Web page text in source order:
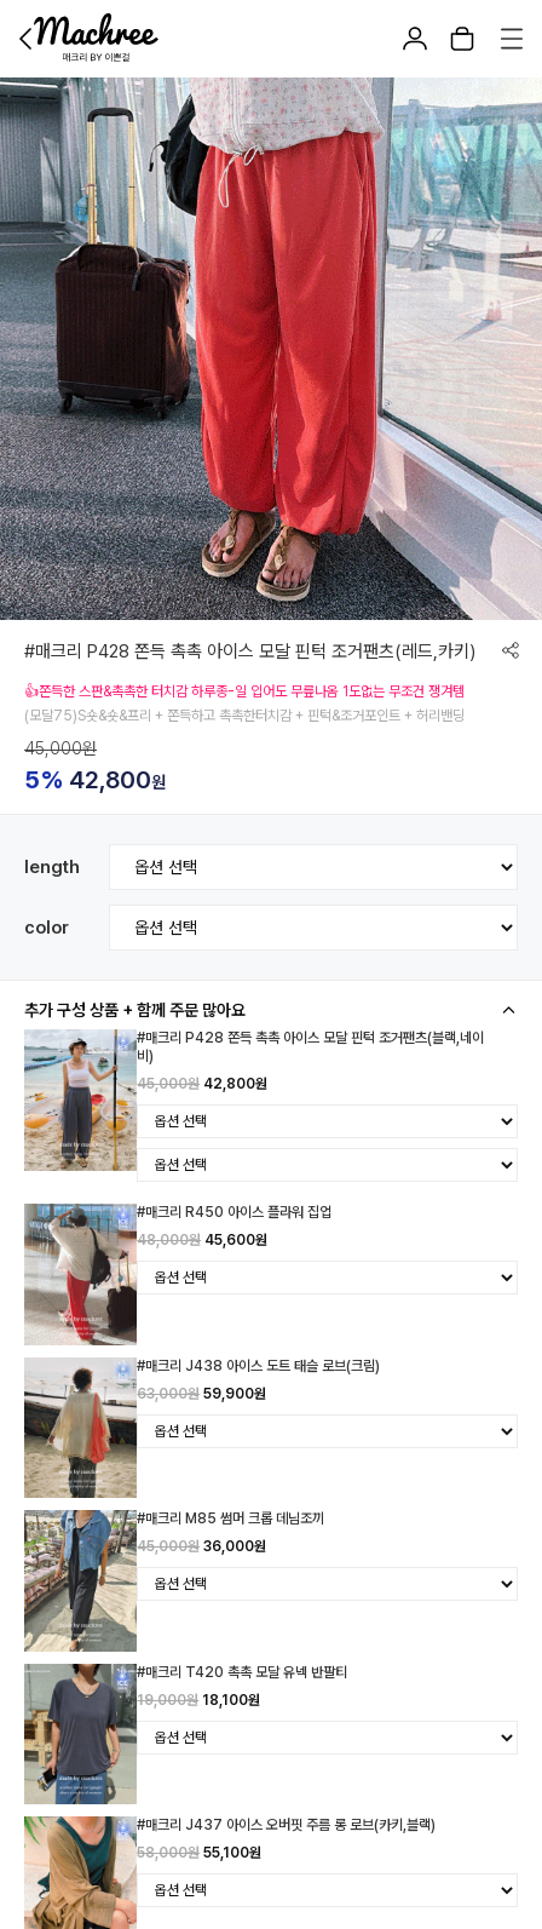
#매크리 P428 쫀득 촉촉 아이스 모달 핀턱 조거팬츠(레드,카키)
👍쫀득한 스판&촉촉한 터치감 하루종-일 입어도 무릎나옴 1도없는 무조건 쟁겨템
(모달75)S숏&숏&프리 + 쫀득하고 촉촉한터치감 + 핀턱&조거포인트 + 허리밴딩
45,000원
5% 42,800원
length
color
추가 구성 상품 + 함께 주문 많아요
#매크리 P428 쫀득 촉촉 아이스 모달 핀턱 조거팬츠(블랙,네이
비)
45,000원 42,800원
#매크리 R450 아이스 플라워 집업
48,000원 45,600원
#매크리 J438 아이스 도트 태슬 로브(크림)
63,000원 59,900원
#매크리 M85 썸머 크롭 데님조끼
45,000원 36,000원
#매크리 T420 촉촉 모달 유넥 반팔티
19,000원 18,100원
#매크리 J437 아이스 오버핏 주름 롱 로브(카키,블랙)
58,000원 55,100원